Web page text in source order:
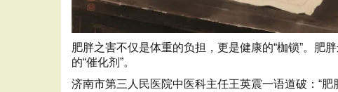
肥胖之害不仅是体重的负担，更是健康的“枷锁”。肥
的“催化剂”。
济南市第三人民医院中医科主任王英震一语道破：“